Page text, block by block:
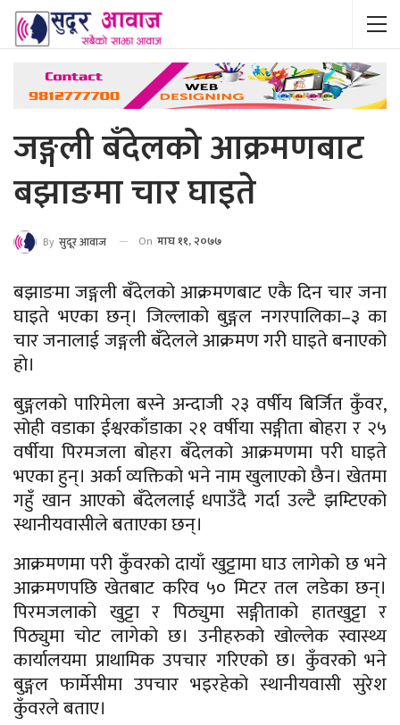
जङ्गली बँदेलको आक्रमणबाट
बझाङमा चार घाइते
By सुदूर आवाज On माघ ११, २०७७
बझाङमा जङ्गली बँदेलको आक्रमणबाट एकै दिन चार जना
घाइते भएका छन्। जिल्लाको बुङ्गल नगरपालिका–३ का
चार जनालाई जङ्गली बँदेलले आक्रमण गरी घाइते बनाएको
हाे।
बुङ्गलको पारिमेला बस्ने अन्दाजी २३ वर्षीय बिर्जित कुँवर,
सोही वडाका ईश्वरकाँडाका २१ वर्षीया सङ्गीता बोहरा र २५
वर्षीया पिरमजला बोहरा बँदेलको आक्रमणमा परी घाइते
भएका हुन्। अर्का व्यक्तिको भने नाम खुलाएको छैन। खेतमा
गहुँ खान आएको बँदेललाई धपाउँदै गर्दा उल्टै झम्टिएको
स्थानीयवासीले बताएका छन्।
आक्रमणमा परी कुँवरको दायाँ खुट्टामा घाउ लागेको छ भने
आक्रमणपछि खेतबाट करिव ५० मिटर तल लडेका छन्।
पिरमजलाको खुट्टा र पिठ्युमा सङ्गीताको हातखुट्टा र
पिठ्युमा चोट लागेको छ। उनीहरुको खोल्लेक स्वास्थ्य
कार्यालयमा प्राथामिक उपचार गरिएको छ। कुँवरको भने
बुङ्गल फार्मेसीमा उपचार भइरहेको स्थानीयवासी सुरेश
कुँवरले बताए।